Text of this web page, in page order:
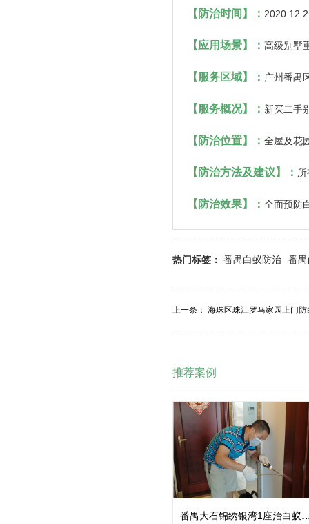
【防治时间 】 ： 2020.12.2
【应用场景】 ： 高级别墅
【服务区域】 ： 广州番禺
【 服务概况】 ： 新买二手
【 防治位置】 ： 全屋及花
【 防治方法及建议 】 ：
【 防治效果】 ： 全面预防
热门标签： 番禺白蚁防治 番
上一条： 海珠区珠江罗马家园上门防
推荐案例
番禺大石锦绣银湾1